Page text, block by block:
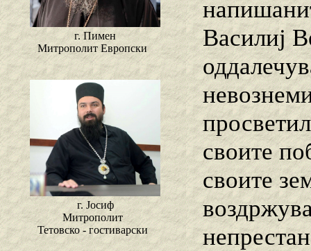
г. Пимен
Митрополит Европски
г. Јосиф
Митрополит
Тетовско - гостиварски
Василиј
своите
своите